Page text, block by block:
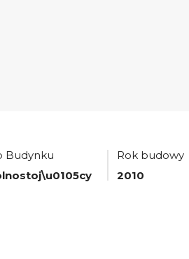
Budynku
Rok budowy
2010